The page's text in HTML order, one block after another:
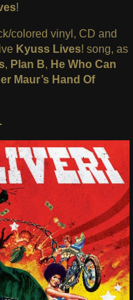
!
colored vinyl, CD and
Kyuss Lives! song, as
, Plan B, He Who Can
Maur’s Hand Of